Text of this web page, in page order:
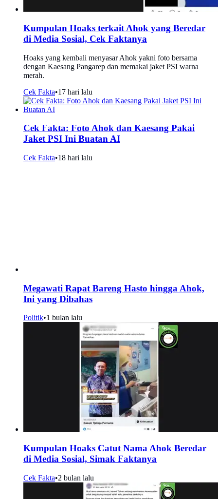
Kumpulan Hoaks terkait Ahok yang Beredar
di Media Sosial, Cek Faktanya
Hoaks yang kembali menyasar Ahok yakni foto bersama
dengan Kaesang Pangarep dan memakai jaket PSI warna
merah.
Cek Fakta•17 hari lalu
Cek Fakta: Foto Ahok dan Kaesang Pakai
Jaket PSI Ini Buatan AI
Cek Fakta•18 hari lalu
Megawati Rapat Bareng Hasto hingga Ahok,
Ini yang Dibahas
Politik•1 bulan lalu
Kumpulan Hoaks Catut Nama Ahok Beredar
di Media Sosial, Simak Faktanya
Cek Fakta•2 bulan lalu